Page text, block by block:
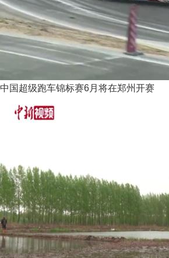
中国超级跑车锦标赛6月将在郑州开赛